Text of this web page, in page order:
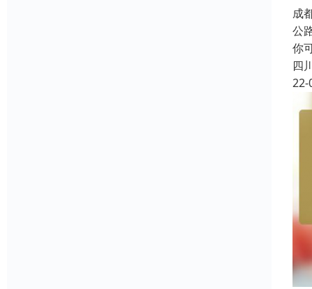
成
公
你
四
22-